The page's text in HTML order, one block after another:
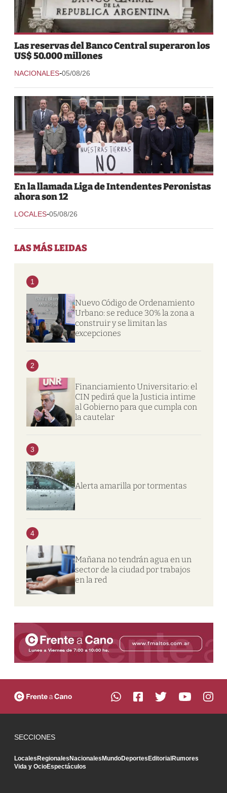
Las reservas del Banco Central superaron los
US$ 50.000 millones
NACIONALES-05/08/26
En la llamada Liga de Intendentes Peronistas
ahora son 12
LOCALES-05/08/26
LAS MÁS LEIDAS
1
Nuevo Código de Ordenamiento
Urbano: se reduce 30% la zona a
construir y se limitan las
excepciones
2
Financiamiento Universitario: el
CIN pedirá que la Justicia intime
al Gobierno para que cumpla con
la cautelar
3
Alerta amarilla por tormentas
4
Mañana no tendrán agua en un
sector de la ciudad por trabajos
en la red
SECCIONES
Locales Regionales Nacionales MundoDeportes Editorial Rumores
Vida y OcioEspectáculos